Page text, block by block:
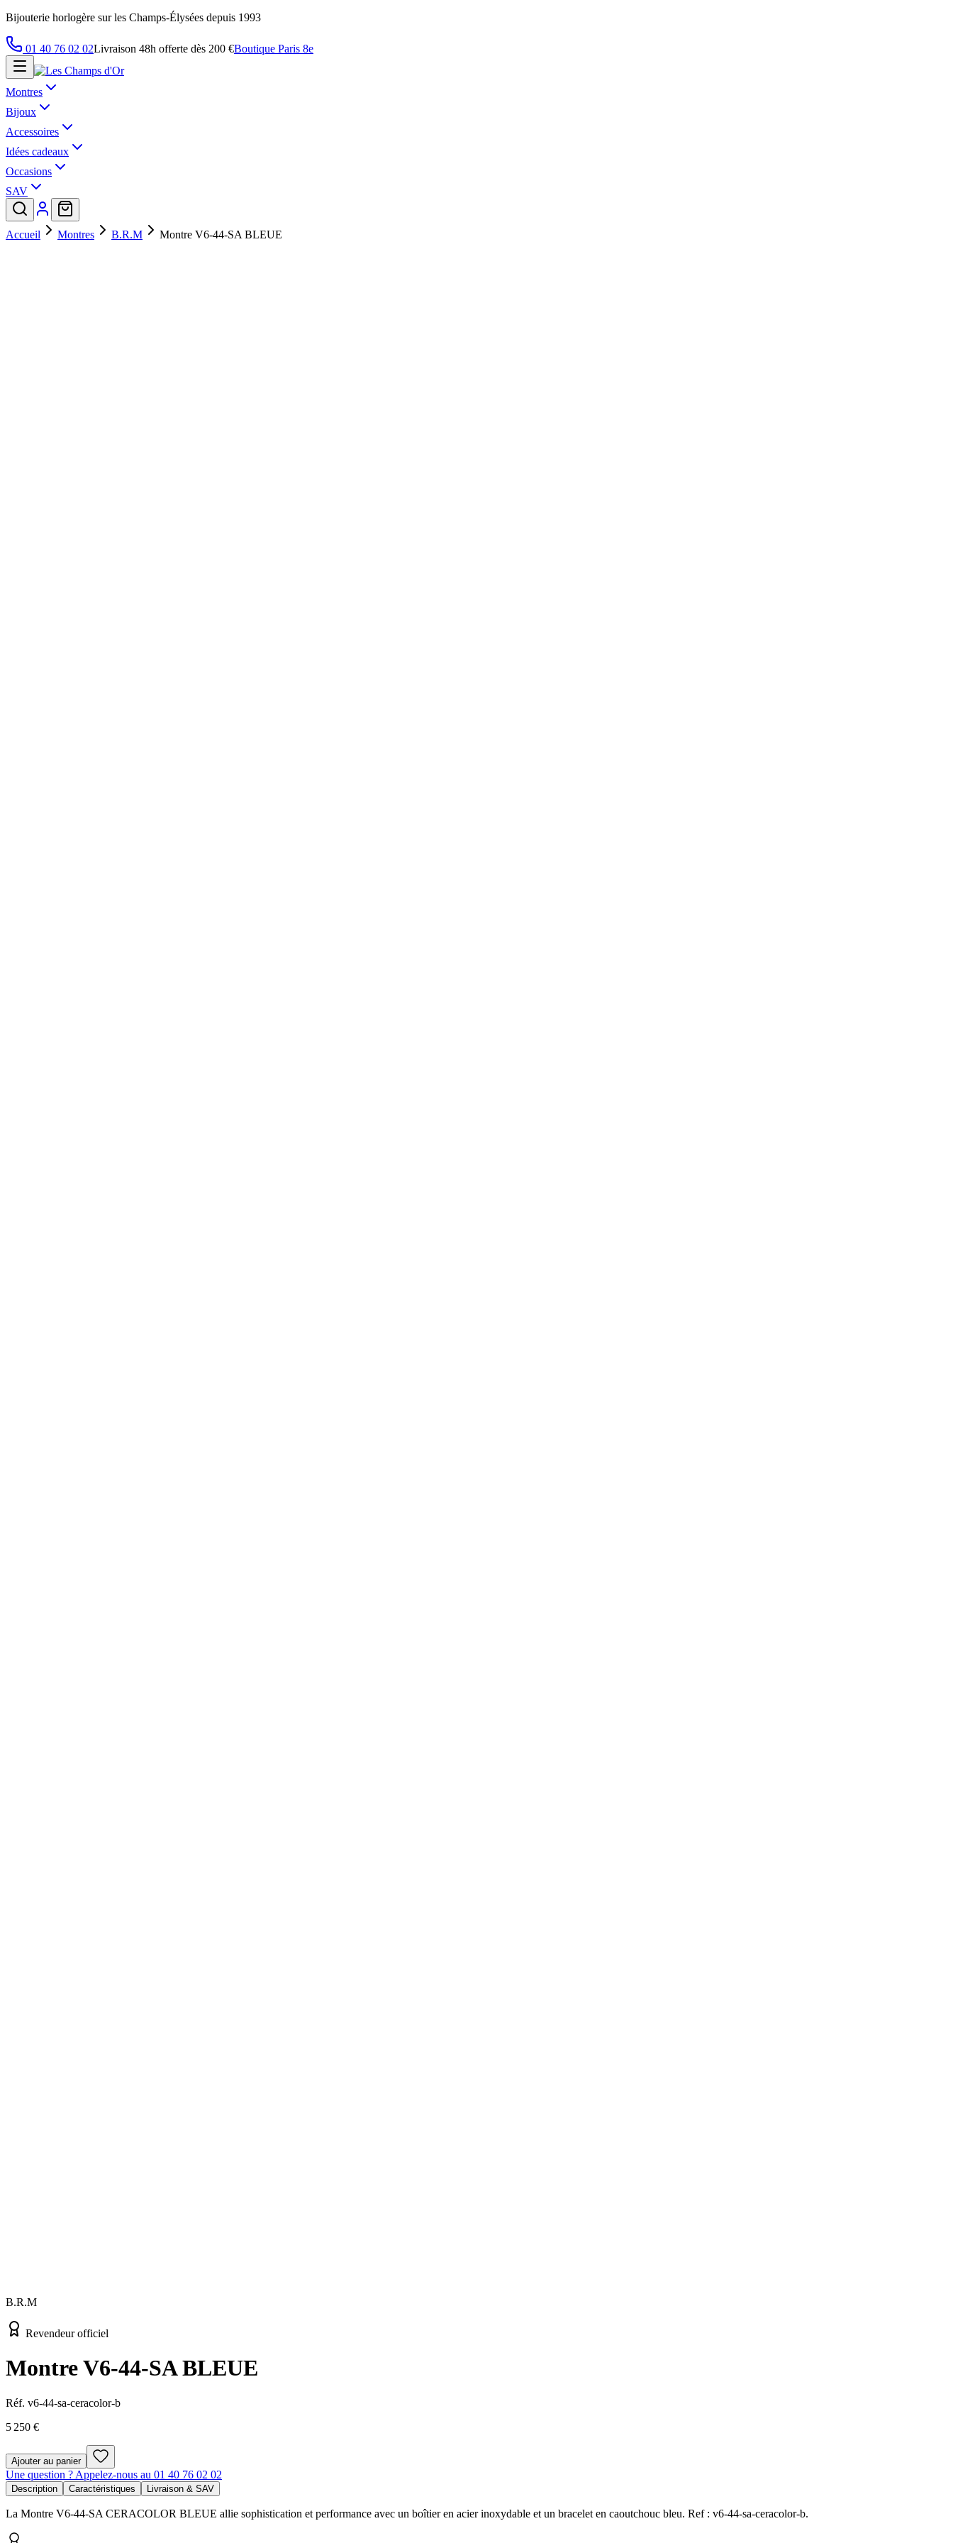
Bijouterie horlogère sur les Champs-Élysées depuis 1993
01 40 76 02 02Livraison 48h offerte dès 200 €Boutique Paris 8e
Montres
Bijoux
Accessoires
Idées cadeaux
Occasions
SAV
Accueil Montres B.R.M Montre V6-44-SA BLEUE
B.R.M
Revendeur officiel
Montre V6-44-SA BLEUE
Réf. v6-44-sa-ceracolor-b
5 250 €
Ajouter au panier
Une question ? Appelez-nous au 01 40 76 02 02
Description Caractéristiques Livraison & SAV
La Montre V6-44-SA CERACOLOR BLEUE allie sophistication et performance avec un boîtier en acier inoxydable et un bracelet en caoutchouc bleu. Ref : v6-44-sa-ceracolor-b.